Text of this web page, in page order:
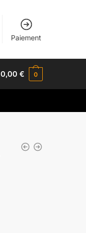
Paiement
0,00€ 0